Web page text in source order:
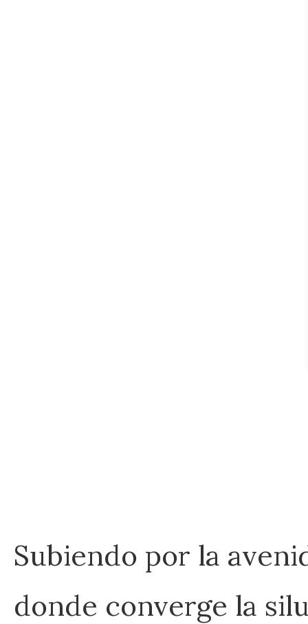
Subiendo por la
donde converge la